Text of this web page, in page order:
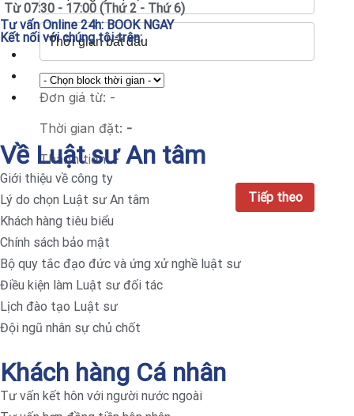
Đơn giá từ: -
Thời gian đặt: -
Thành tiền:-
Từ 07:30 - 17:00 (Thứ 2 - Thứ 6)
Tư vấn Online 24h:BOOK NGAY
Kết nối với chúng tôi trên:
Về Luật sư An tâm
Giới thiệu về công ty
Lý do chọn Luật sư An tâm
Khách hàng tiêu biểu
Chính sách bảo mật
Bộ quy tắc đạo đức và ứng xử nghề luật sư
Điều kiện làm Luật sư đối tác
Lịch đào tạo Luật sư
Đội ngũ nhân sự chủ chốt
Khách hàng Cá nhân
Tư vấn kết hôn với người nước ngoài